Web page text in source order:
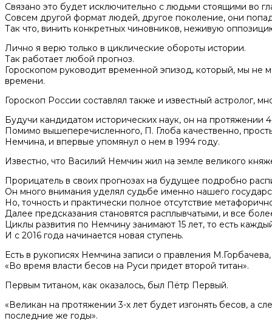
Связано это будет исключительно с людьми стоящими во
Совсем другой формат людей, другое поколение, они
Так что, винить конкретных чиновников, неживую
Лично я верю только в циклические обороты истории.
Так работает любой прогноз.
Гороскопом руководит временной эпизод, который, мы не
времени.
Гороскоп России составлял также и известный астролог,
Будучи кандидатом исторических наук, он на протяжении
Помимо вышеперечисленного, П. Глоба качественно,
Немчина, и впервые упомянул о нем в 1994 году.
Известно, что Василий Немчин жил на земле великого
Прорицатель в своих прогнозах на будущее подробно
Он много внимания уделял судьбе именно нашего
Но, точность и практически полное отсутствие
Далее предсказания становятся расплывчатыми, и все
Циклы развития по Немчину занимают 15 лет, то есть
И с 2016 года начинается новая ступень.
Есть в рукописях Немчина записи о правления
«Во время власти бесов на Руси придет второй титан».
Первым титаном, как оказалось, был Пётр Первый.
«Великан на протяжении 3-х лет будет изгонять бесов, а
последние же годы».